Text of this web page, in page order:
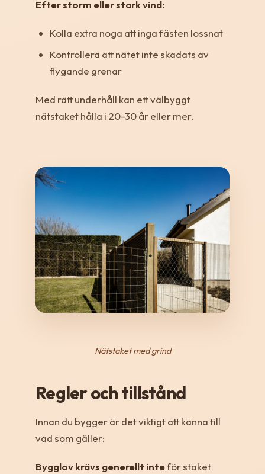
Efter storm eller stark vind:
Kolla extra noga att inga fästen lossnat
Kontrollera att nätet inte skadats av
flygande grenar
Med rätt underhåll kan ett välbyggt
nätstaket hålla i 20-30 år eller mer.
Nätstaket med grind
Regler och tillstånd
Innan du bygger är det viktigt att känna till
vad som gäller:
Bygglov krävs generellt inteför staket